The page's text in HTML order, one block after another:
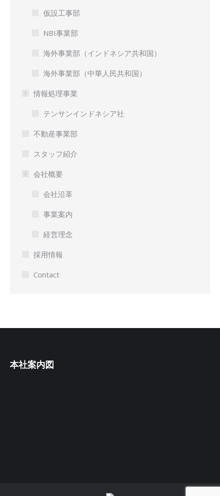
仮設工事部
NBI事業部
海外事業部（インドネシア共和国）
海外事業部（中華人民共和国）
情報処理事業
テンサンインドネシア社
不動産事業部
スタッフ紹介
会社概要
会社沿革
事業案内
経営理念
採用情報
Contact
本社案内図